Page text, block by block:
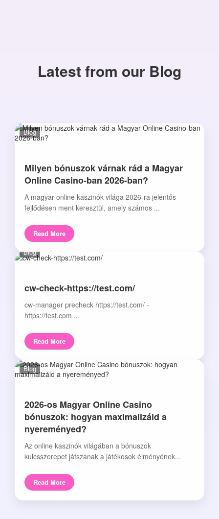
Latest from our Blog
Blog
Milyen bónuszok várnak rád a Magyar
Online Casino-ban 2026-ban?
A magyar online kaszinók világa 2026-ra jelentős
fejlődésen ment keresztül, amely számos ...
Read More
Blog
cw-check-https://test.com/
cw-manager precheck https://test.com/ -
https://test.com ...
Read More
Blog
2026-os Magyar Online Casino
bónuszok: hogyan maximalizáld a
nyereményed?
Az online kaszinók világában a bónuszok
kulcsszerepet játszanak a játékosok élményének...
Read More